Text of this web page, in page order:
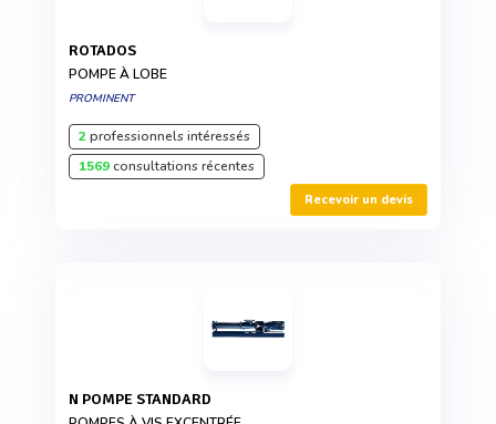
ROTADOS
POMPE À LOBE
PROMINENT
2professionnels intéressés
1569consultations récentes
Recevoir un devis
N POMPE STANDARD